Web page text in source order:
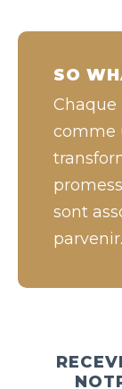
SO
Chaque
comme
sont
parvenir.